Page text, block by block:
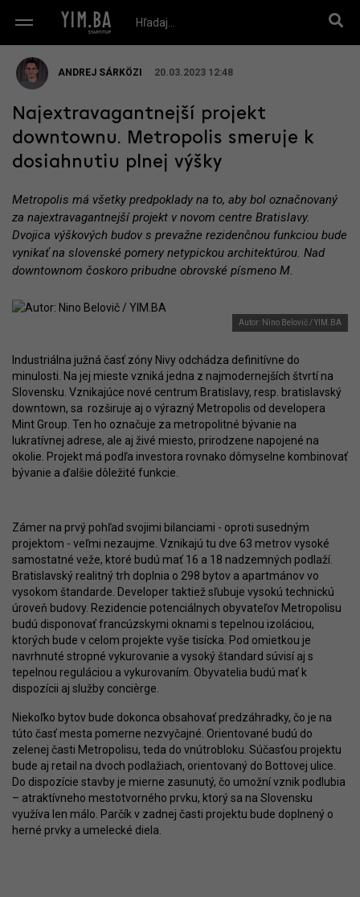
ANDREJ SÁRKÖZI 20.03.2023 12:48
Najextravagantnejší projekt
downtownu. Metropolis smeruje k
dosiahnutiu plnej výšky
Metropolis má všetky predpoklady na to, aby bol označnovaný
za najextravagantnejší projekt v novom centre Bratislavy.
Dvojica výškových budov s prevažne rezidenčnou funkciou bude
vynikať na slovenské pomery netypickou architektúrou. Nad
downtownom čoskoro pribudne obrovské písmeno M.
Autor: Nino Belovič / YIM.BA
Industriálna južná časť zóny Nivy odchádza definitívne do
minulosti. Na jej mieste vzniká jedna z najmodernejších štvrtí na
Slovensku. Vznikajúce nové centrum Bratislavy, resp. bratislavský
downtown, sa rozširuje aj o výrazný Metropolis od developera
Mint Group. Ten ho označuje za metropolitné bývanie na
lukratívnej adrese, ale aj živé miesto, prirodzene napojené na
okolie. Projekt má podľa investora rovnako dômyselne kombinovať
bývanie a ďalšie dôležité funkcie.
Zámer na prvý pohľad svojimi bilanciami - oproti susedným
projektom - veľmi nezaujme. Vznikajú tu dve 63 metrov vysoké
samostatné veže, ktoré budú mať 16 a 18 nadzemných podlaží.
Bratislavský realitný trh doplnia o 298 bytov a apartmánov vo
vysokom štandarde. Developer taktiež sľubuje vysokú technickú
úroveň budovy. Rezidencie potenciálnych obyvateľov Metropolisu
budú disponovať francúzskymi oknami s tepelnou izoláciou,
ktorých bude v celom projekte vyše tisícka. Pod omietkou je
navrhnuté stropné vykurovanie a vysoký štandard súvisí aj s
tepelnou reguláciou a vykurovaním. Obyvatelia budú mať k
dispozícii aj služby concièrge.
Niekoľko bytov bude dokonca obsahovať predzáhradky, čo je na
túto časť mesta pomerne nezvyčajné. Orientované budú do
zelenej časti Metropolisu, teda do vnútrobloku. Súčasťou projektu
bude aj retail na dvoch podlažiach, orientovaný do Bottovej ulice.
Do dispozície stavby je mierne zasunutý, čo umožní vznik podlubia
– atraktívneho mestotvorného prvku, ktorý sa na Slovensku
využíva len málo. Parčík v zadnej časti projektu bude doplnený o
herné prvky a umelecké diela.